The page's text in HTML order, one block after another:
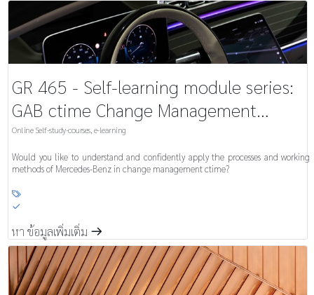
GR 465 - Self-learning module series:
GAB ctime Change Management
Training
Online Self-study-courses, e-learning
Would you like to understand and confidently apply the processes and working
methods of Mercedes-Benz in change management ctime?

S
หา ข้อมูลเพิ่มเติ่ม m